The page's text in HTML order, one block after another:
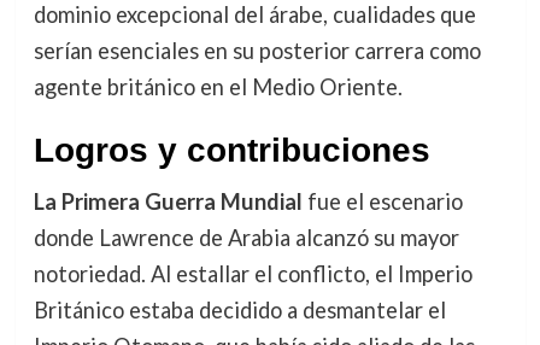
dominio excepcional del árabe, cualidades que
serían esenciales en su posterior carrera como
agente británico en el Medio Oriente.
Logros y contribuciones
La Primera Guerra Mundial fue el escenario
donde Lawrence de Arabia alcanzó su mayor
notoriedad. Al estallar el conflicto, el Imperio
Británico estaba decidido a desmantelar el